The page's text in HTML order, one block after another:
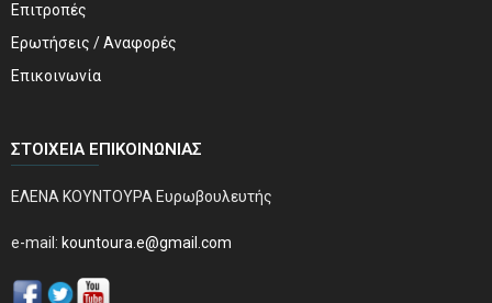
Επιτροπές
Ερωτήσεις / Αναφορές
Επικοινωνία
ΣΤΟΙΧΕΊΑ ΕΠΙΚΟΙΝΩΝΊΑΣ
ΕΛΕΝΑ ΚΟΥΝΤΟΥΡΑ Ευρωβουλευτής
e-mail: kountoura.e@gmail.com